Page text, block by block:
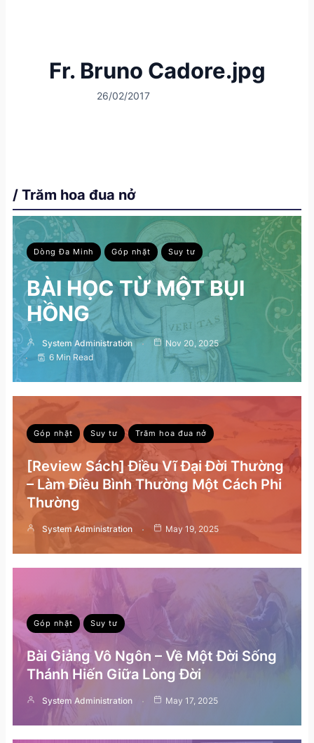
Fr. Bruno Cadore.jpg
26/02/2017
/ Trăm hoa đua nở
Dòng Đa Minh Góp nhặt Suy tư
BÀI HỌC TỪ MỘT BỤI
HỒNG
System Administration
Nov 20, 2025
6 Min Read
Góp nhặt Suy tư Trăm hoa đua nở
[Review Sách] Điều Vĩ Đại Đời Thường
– Làm Điều Bình Thường Một Cách Phi
Thường
System Administration May 19, 2025
Góp nhặt Suy tư
Bài Giảng Vô Ngôn – Về Một Đời Sống
Thánh Hiến Giữa Lòng Đời
System Administration May 17, 2025